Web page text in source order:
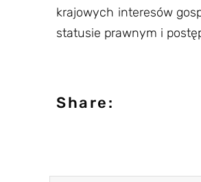
krajowych interesów
statusie prawnym i
Share: